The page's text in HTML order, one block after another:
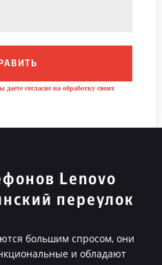
согласие на обработку своих
Lenovo
переулок
большим спросом, они
и обладают